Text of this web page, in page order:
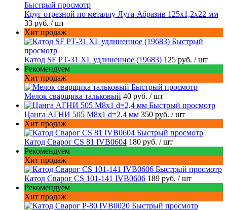
Быстрый просмотр
Круг отрезной по металлу Луга-Абразив 125x1,2x22 мм
33 руб. / шт
Хит продаж
Быстрый
просмотр
Катод SF РТ-31 XL удлиненное (19683) 125 руб. / шт
Рекомендуем
Хит продаж
Быстрый просмотр
Мелок сварщика тальковый 40 руб. / шт
Быстрый просмотр
Цанга АГНИ 505 М8х1 d=2,4 мм 350 руб. / шт
Хит продаж
Быстрый просмотр
Катод Сварог CS 81 IVB0604 180 руб. / шт
Рекомендуем
Хит продаж
Быстрый просмотр
Катод Сварог CS 101-141 IVB0606 189 руб. / шт
Рекомендуем
Хит продаж
Быстрый просмотр